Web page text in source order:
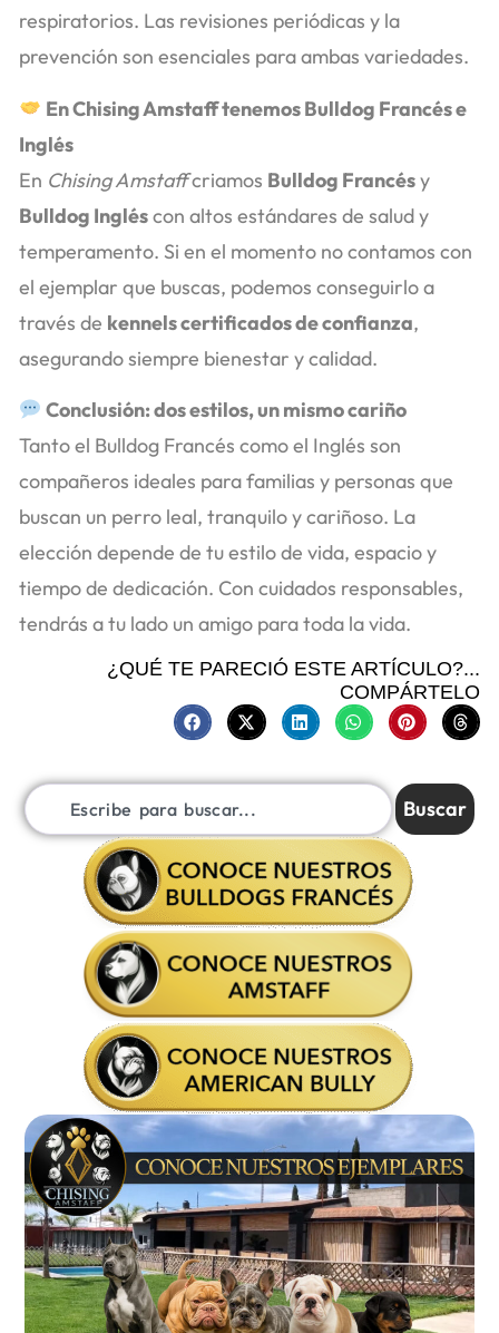
respiratorios. Las revisiones periódicas y la
prevención son esenciales para ambas variedades.
En Chising Amstaff tenemos Bulldog Francés e
Inglés
En Chising Amstaffcriamos Bulldog Francésy
Bulldog Ingléscon altos estándares de salud y
temperamento. Si en el momento no contamos con
el ejemplar que buscas, podemos conseguirlo a
través de kennels certificados de confianza,
asegurando siempre bienestar y calidad.
Conclusión: dos estilos, un mismo cariño
Tanto el Bulldog Francés como el Inglés son
compañeros ideales para familias y personas que
buscan un perro leal, tranquilo y cariñoso. La
elección depende de tu estilo de vida, espacio y
tiempo de dedicación. Con cuidados responsables,
tendrás a tu lado un amigo para toda la vida.
¿QUÉ TE PARECIÓ ESTE ARTÍCULO?...
COMPÁRTELO
Buscar